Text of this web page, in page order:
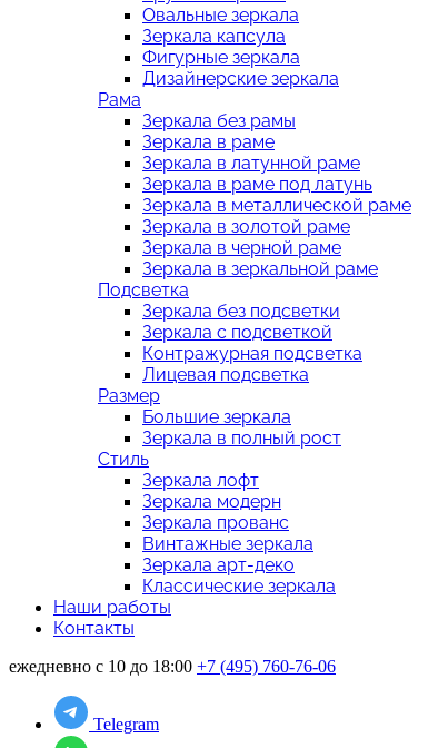
Овальные зеркала
Зеркала капсула
Фигурные зеркала
Дизайнерские зеркала
Рама
Зеркала без рамы
Зеркала в раме
Зеркала в латунной раме
Зеркала в раме под латунь
Зеркала в металлической раме
Зеркала в золотой раме
Зеркала в черной раме
Зеркала в зеркальной раме
Подсветка
Зеркала без подсветки
Зеркала с подсветкой
Контражурная подсветка
Лицевая подсветка
Размер
Большие зеркала
Зеркала в полный рост
Стиль
Зеркала лофт
Зеркала модерн
Зеркала прованс
Винтажные зеркала
Зеркала арт-деко
Классические зеркала
Наши работы
Контакты
ежедневно с 10 до 18:00 +7 (495) 760-76-06
Telegram